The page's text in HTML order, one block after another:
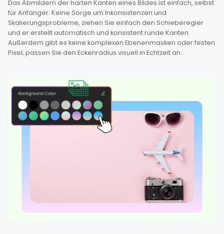
Das Abmildern der harten Kanten eines Bildes ist einfach, selbst
für Anfänger. Keine Sorge um Inkonsistenzen und
Skalierungsprobleme, ziehen Sie einfach den Schieberegler
und er erstellt automatisch und konsistent runde Kanten.
Außerdem gibt es keine komplexen Ebenenmasken oder festen
Pixel; passen Sie den Eckenradius visuell in Echtzeit an.